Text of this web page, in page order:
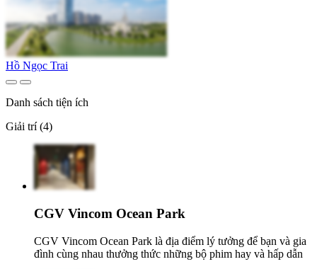
Hồ Ngọc Trai
Danh sách tiện ích
Giải trí (4)
CGV Vincom Ocean Park
CGV Vincom Ocean Park là địa điểm lý tưởng để bạn và gia
đình cùng nhau thưởng thức những bộ phim hay và hấp dẫn